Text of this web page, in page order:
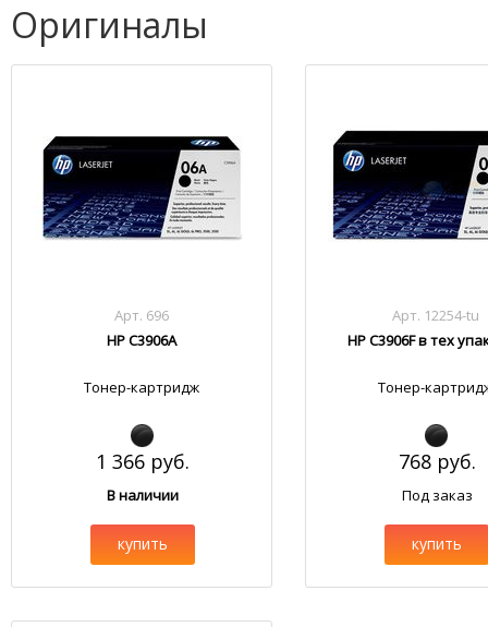
Оригиналы
Арт. 696
HP C3906A
Тонер-картридж
1 366 руб.
В наличии
купить
Арт. 12254-tu
HP C3906F в тех
Тонер-
768 руб.
Под заказ
купить